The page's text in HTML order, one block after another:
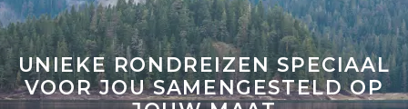
UNIEKE RONDREIZEN SPECIAAL
VOOR JOU SAMENGESTELD OP